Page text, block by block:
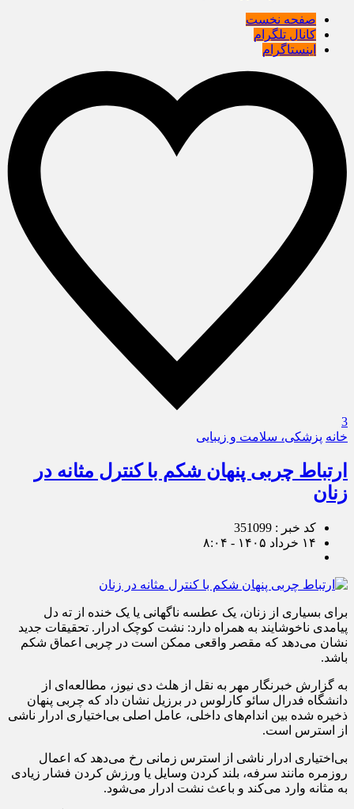
صفحه نخست
کانال تلگرام
اینستاگرام
3
خانه پزشکی، سلامت و زیبایی
ارتباط چربی پنهان شکم با کنترل مثانه در
زنان
کد خبر : 351099
۱۴ خرداد ۱۴۰۵ - ۸:۰۴
برای بسیاری از زنان، یک عطسه ناگهانی یا یک خنده از ته دل
پیامدی ناخوشایند به همراه دارد: نشت کوچک ادرار. تحقیقات جدید
نشان می‌دهد که مقصر واقعی ممکن است در چربی اعماق شکم
باشد.
به گزارش خبرنگار مهر به نقل از هلث دی نیوز، مطالعه‌ای از
دانشگاه فدرال سائو کارلوس در برزیل نشان داد که چربی پنهان
ذخیره شده بین اندام‌های داخلی، عامل اصلی بی‌اختیاری ادرار ناشی
از استرس است.
بی‌اختیاری ادرار ناشی از استرس زمانی رخ می‌دهد که اعمال
روزمره مانند سرفه، بلند کردن وسایل یا ورزش کردن فشار زیادی
به مثانه وارد می‌کند و باعث نشت ادرار می‌شود.